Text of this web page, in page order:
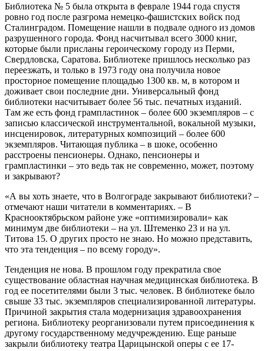
Библиотека № 5 была открыта в феврале 1944 года спустя
ровно год после разгрома немецко-фашистских войск под
Сталинградом. Помещение нашли в подвале одного из домов
разрушенного города. Фонд насчитывал всего 3000 книг,
которые были присланы героическому городу из Перми,
Свердловска, Саратова. Библиотеке пришлось несколько раз
переезжать, и только в 1973 году она получила новое
просторное помещение площадью 1300 кв. м, в котором и
доживает свои последние дни. Универсальный фонд
библиотеки насчитывает более 56 тыс. печатных изданий.
Там же есть фонд грампластинок – более 600 экземпляров – с
записью классической инструментальной, вокальной музыки,
инсценировок, литературных композиций – более 600
экземпляров. Читающая публика – в шоке, особенно
расстроены пенсионеры. Однако, пенсионеры и
грампластинки – это ведь так не современно, может, поэтому
и закрывают?
«А вы хоть знаете, что в Волгограде закрывают библиотеки? –
отмечают наши читатели в комментариях. – В
Краснооктябрьском районе уже «оптимизировали» как
минимум две библиотеки – на ул. Штеменко 23 и на ул.
Титова 15. О других просто не знаю. Но можно представить,
что эта тенденция – по всему городу».
Тенденция не нова. В прошлом году прекратила свое
существование областная научная медицинская библиотека. В
год ее посетителями были 3 тыс. человек. В библиотеке было
свыше 33 тыс. экземпляров специализированной литературы.
Причиной закрытия стала модернизация здравоохранения
региона. Библиотеку реорганизовали путем присоединения к
другому государственному медучреждению. Еще раньше
закрыли библиотеку театра Царицынской оперы с ее 17-